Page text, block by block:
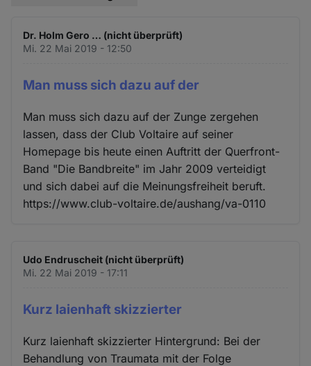
Dr. Holm Gero … (nicht überprüft)
Mi. 22 Mai 2019 - 12:50
Man muss sich dazu auf der
Man muss sich dazu auf der Zunge zergehen
lassen, dass der Club Voltaire auf seiner
Homepage bis heute einen Auftritt der Querfront-
Band "Die Bandbreite" im Jahr 2009 verteidigt
und sich dabei auf die Meinungsfreiheit beruft.
https://www.club-voltaire.de/aushang/va-0110
Udo Endruscheit (nicht überprüft)
Mi. 22 Mai 2019 - 17:11
Kurz laienhaft skizzierter
Kurz laienhaft skizzierter Hintergrund: Bei der
Behandlung von Traumata mit der Folge